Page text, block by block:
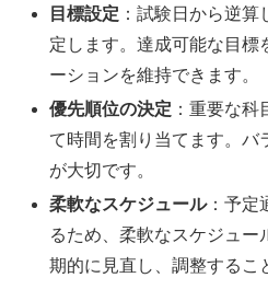
目標設定 ：試験日から逆
定します。達成可能な目標
ーションを維持できます。
優先順位の決定 ：重要な
て時間を割り当てます。バ
が大切です。
柔軟なスケジュール：予定
るため、柔軟なスケジュー
期的に見直し、調整するこ